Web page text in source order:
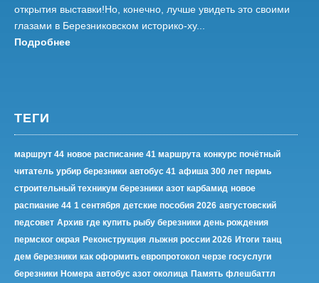
открытия выставки!Но, конечно, лучше увидеть это своими
глазами в Березниковском историко-ху...
Подробнее
ТЕГИ
маршрут 44 новое расписание 41 маршрута конкурс почётный
читатель урбир березники автобус 41 афиша 300 лет пермь
строительный техникум березники азот карбамид новое
распиание 44 1 сентября детские пособия 2026 августовский
педсовет Архив где купить рыбу березники день рождения
пермског окрая Реконструкция лыжня россии 2026 Итоги танц
дем березники как оформить европротокол черзе госуслуги
березники Номера автобус азот околица Память флешбаттл